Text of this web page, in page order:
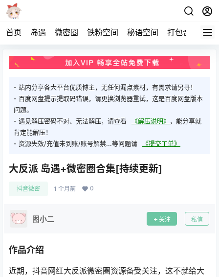
首页 岛遇 微密圈 铁粉空间 秘语空间 打包合集 关
- 站内分享各大平台优质博主，无任何漏点素材，有需求请另寻！
- 百度网盘提示提取码错误，请更换浏览器重试，这是百度网盘版本
问题。
- 遇见解压密码不对、无法解压，请查看
《解压说明》 ，能分享就
肯定能解压！
- 资源失效/充值未到账/账号解禁...等问题请
《提交工单》
大反派 岛遇+微密圈合集[持续更新]
抖音微密 1 个月前 0
图小二 关注 私信
作品介绍
近期，抖音网红大反派微密圈资源备受关注，这不就给大